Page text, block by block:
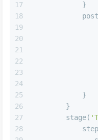
17
18
19
20
21
22
23
24
25
26
27
28
            }
            }
        }
        stage(